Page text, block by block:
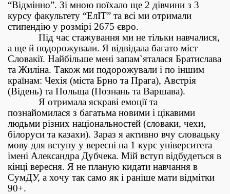
“Відмінно”. Зі мною поїхало ще 2 дівчини з 3
курсу факультету “ЕлІТ” та всі ми отримали
стипендію у розмірі 2675 євро.
Під час стажування ми не тільки навчалися,
а ще й подорожували. Я відвідала багато міст
Словакії. Найбільше мені запам`яталася Братислава
та Жиліна. Також ми подорожували і по іншим
країнам: Чехія (міста Брно та Прага), Австрія
(Відень) та Польща (Познань та Варшава).
Я отримала яскраві емоції та
познайомилася з багатьма новими і цікавими
людьми різних національностей (словаки, чехи,
білоруси та казахи). Зараз я активно вчу словацьку
мову для вступу у вересні на 1 курс університета
імені Александра Дубчека. Мій вступ відбудеться в
кінці вересня. Я не планую кидати навчання в
СумДУ, а хочу так само як і раніше мати відмітки
90+.